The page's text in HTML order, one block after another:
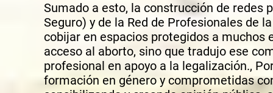
Sumado a esto, la construcción de redes
Seguro) y de la Red de Profesionales de
cobijar en espacios protegidos a
acceso al aborto, sino que tradujo ese
profesional en apoyo a la legalización.,
formación en género y comprometidas